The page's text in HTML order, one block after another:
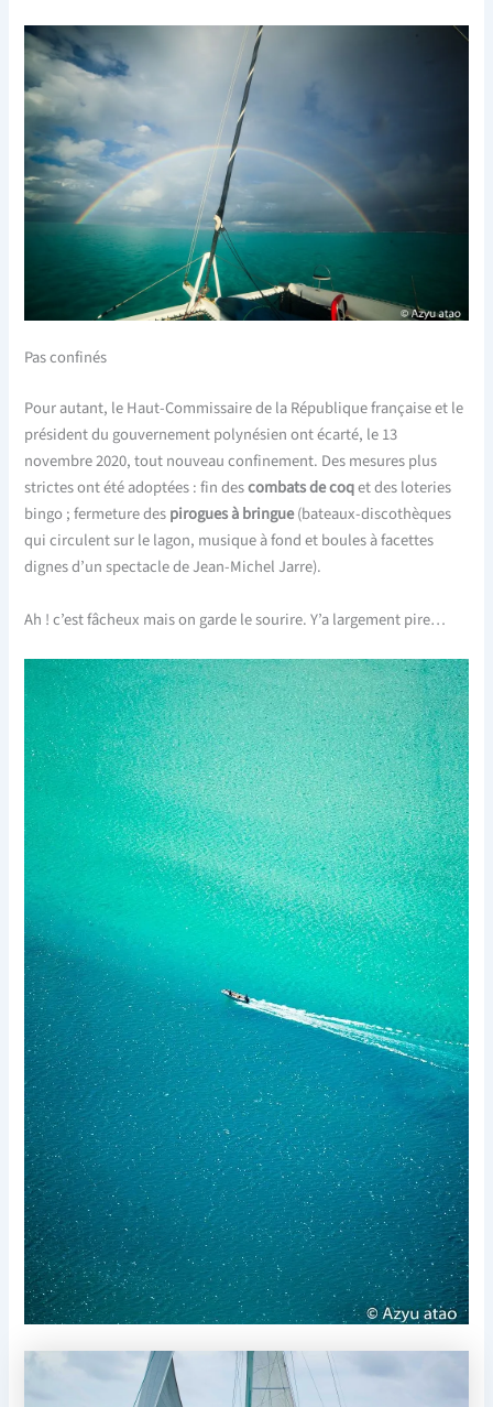
Pas confinés
Pour autant, le Haut-Commissaire de la République française et le
président du gouvernement polynésien ont écarté, le 13
novembre 2020, tout nouveau confinement. Des mesures plus
strictes ont été adoptées : fin descombats de coqet des loteries
bingo ; fermeture despirogues à bringue(bateaux-discothèques
qui circulent sur le lagon, musique à fond et boules à facettes
dignes d’un spectacle de Jean-Michel Jarre).
Ah ! c’est fâcheux mais on garde le sourire. Y’a largement pire…